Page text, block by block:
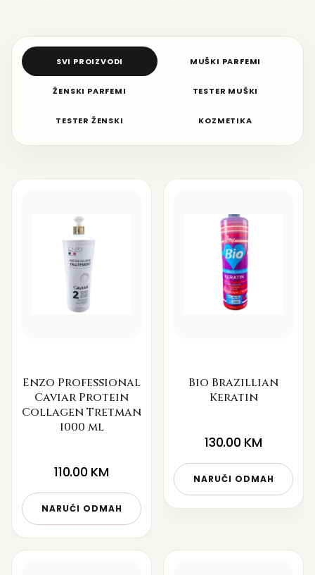
SVI PROIZVODI MUŠKI PARFEMI
ŽENSKI PARFEMI TESTER MUŠKI
TESTER ŽENSKI KOZMETIKA
Enzo Professional
Caviar Protein
Collagen Tretman
1000 ml
110.00 KM
NARUČI ODMAH
Bio Brazillian
Keratin
130.00 KM
NARUČI ODMAH